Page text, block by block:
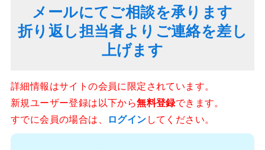
メールにてご相談を承ります
折り返し担当者よりご連絡を差し
上げます
詳細情報はサイトの会員に限定されています。
新規ユーザー登録は以下から無料登録できます。
すでに会員の場合は、
ログインしてください。